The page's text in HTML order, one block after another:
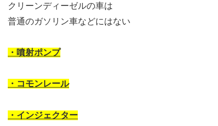
クリーンディーゼルの車は
普通のガソリン車などにはない
・噴射ポンプ
・コモンレール
・インジェクター